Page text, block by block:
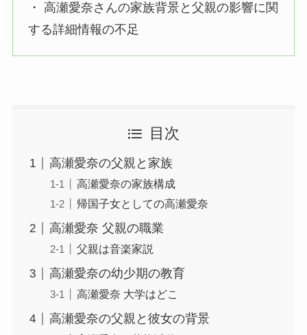
・ 高瀬愛奈さんの家族背景と父親の影響に関
する詳細情報の不足
目次
高瀬愛奈の父親と家族
高瀬愛奈の家族構成
帰国子女としての高瀬愛奈
高瀬愛奈 父親の職業
父親は音楽家説
高瀬愛奈の幼少期の教育
高瀬愛奈 大学はどこ
高瀬愛奈の父親と彼女の背景